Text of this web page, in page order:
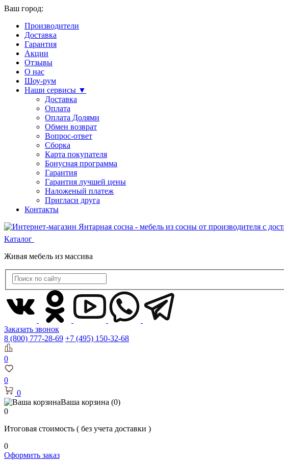
Ваш город:
Производители
Доставка
Гарантия
Акции
Отзывы
О нас
Шоу-рум
Наши сервисы ▼
Доставка
Оплата
Оплата Долями
Обмен возврат
Вопрос-ответ
Сборка
Карта покупателя
Бонусная программа
Гарантия
Гарантия лучшей цены
Наложеный платеж
Пригласи друга
Контакты
Каталог
Живая мебель из массива
Заказать звонок
8 (800) 777-28-69 +7 (495) 150-32-68
0
0
0
Ваша корзина (0)
0
Итоговая стоимость ( без учета доставки )
0
Оформить заказ